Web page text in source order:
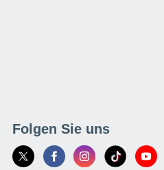
Folgen Sie uns